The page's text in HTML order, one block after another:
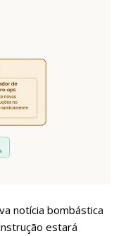
notícia bombástica
estará